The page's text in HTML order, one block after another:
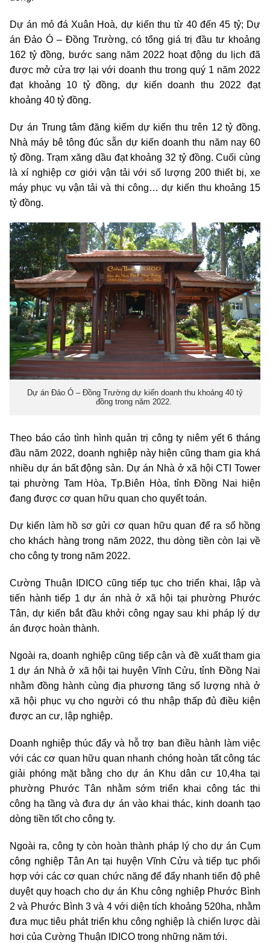
Dự án mỏ đá Xuân Hoà, dự kiến thu từ 40 đến 45 tỷ; Dự
án Đảo Ó – Đồng Trường, có tổng giá trị đầu tư khoảng
162 tỷ đồng, bước sang năm 2022 hoạt động du lịch đã
được mở cửa trợ lại với doanh thu trong quý 1 năm 2022
đạt khoảng 10 tỷ đồng, dự kiến doanh thu 2022 đạt
khoảng 40 tỷ đồng.
Dự án Trung tâm đăng kiểm dự kiến thu trên 12 tỷ đồng.
Nhà máy bê tông đúc sẵn dự kiến doanh thu năm nay 60
tỷ đồng. Trạm xăng dầu đạt khoảng 32 tỷ đồng. Cuối cùng
là xí nghiệp cơ giới vận tải với số lượng 200 thiết bị, xe
máy phục vụ vận tải và thi công… dự kiến thu khoảng 15
tỷ đồng.
Dự án Đảo Ó – Đồng Trường dự kiến doanh thu khoảng 40 tỷ
đồng trong năm 2022.
Theo báo cáo tình hình quản trị công ty niêm yết 6 tháng
đầu năm 2022, doanh nghiệp này hiện cũng tham gia khá
nhiều dự án bất động sản. Dự án Nhà ở xã hội CTI Tower
tại phường Tam Hòa, Tp.Biên Hòa, tỉnh Đồng Nai hiện
đang được cơ quan hữu quan cho quyết toán.
Dự kiến làm hồ sơ gửi cơ quan hữu quan để ra sổ hồng
cho khách hàng trong năm 2022, thu dòng tiền còn lại về
cho công ty trong năm 2022.
Cường Thuận IDICO cũng tiếp tục cho triển khai, lập và
tiến hành tiếp 1 dự án nhà ở xã hội tại phường Phước
Tân, dự kiến bắt đầu khởi công ngay sau khi pháp lý dự
án được hoàn thành.
Ngoài ra, doanh nghiệp cũng tiếp cận và đề xuất tham gia
1 dự án Nhà ở xã hội tại huyện Vĩnh Cửu, tỉnh Đồng Nai
nhằm đồng hành cùng địa phương tăng số lượng nhà ở
xã hội phục vụ cho người có thu nhập thấp đủ điều kiện
được an cư, lập nghiệp.
Doanh nghiệp thúc đẩy và hỗ trợ ban điều hành làm việc
với các cơ quan hữu quan nhanh chóng hoàn tất công tác
giải phóng mặt bằng cho dự án Khu dân cư 10,4ha tại
phường Phước Tân nhằm sớm triển khai công tác thi
công hạ tầng và đưa dự án vào khai thác, kinh doanh tạo
dòng tiền tốt cho công ty.
Ngoài ra, công ty còn hoàn thành pháp lý cho dự án Cụm
công nghiệp Tân An tại huyện Vĩnh Cửu và tiếp tục phối
hợp với các cơ quan chức năng để đẩy nhanh tiến độ phê
duyệt quy hoạch cho dự án Khu công nghiệp Phước Bình
2 và Phước Bình 3 và 4 với diện tích khoảng 520ha, nhằm
đưa mục tiêu phát triển khu công nghiệp là chiến lược dài
hơi của Cường Thuận IDICO trong những năm tới.